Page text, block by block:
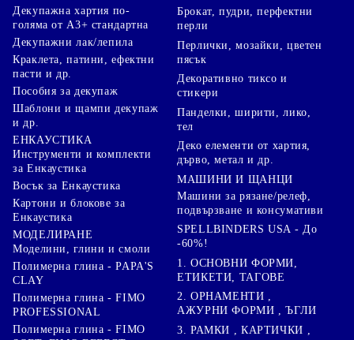
Декупажна хартия по-
голяма от А3+ стандартна
Декупажни лак/лепила
Краклета, патини, ефектни
пасти и др.
Пособия за декупаж
Шаблони и щампи декупаж
и др.
ЕНКАУСТИКА
Инструменти и комплекти
за Енкаустика
Восък за Енкаустика
Картони и блокове за
Енкаустика
МОДЕЛИРАНЕ
Моделини, глини и смоли
Полимерна глина - PAPA'S
CLAY
Полимерна глина - FIMO
PROFESSIONAL
Полимерна глина - FIMO
Брокат, пудри, перфектни
перли
Перлички, мозайки, цветен
пясък
Декоративно тиксо и
стикери
Панделки, ширити, лико,
тел
Деко елементи от хартия,
дърво, метал и др.
МАШИНИ И ЩАНЦИ
Машини за рязане/релеф,
подвързване и консумативи
SPELLBINDERS USA - До
-60%!
1. ОСНОВНИ ФОРМИ,
ЕТИКЕТИ, ТАГОВЕ
2. ОРНАМЕНТИ ,
АЖУРНИ ФОРМИ , ЪГЛИ
3. РАМКИ , КАРТИЧКИ ,